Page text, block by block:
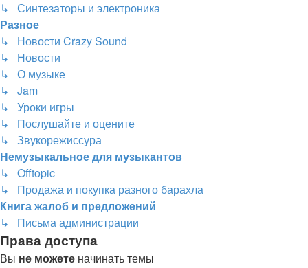
↳ Синтезаторы и электроника
Разное
↳ Новости Crazy Sound
↳ Новости
↳ О музыке
↳ Jam
↳ Уроки игры
↳ Послушайте и оцените
↳ Звукорежиссура
Немузыкальное для музыкантов
↳ Offtopic
↳ Продажа и покупка разного барахла
Книга жалоб и предложений
↳ Письма администрации
Права доступа
Вы не можете начинать темы